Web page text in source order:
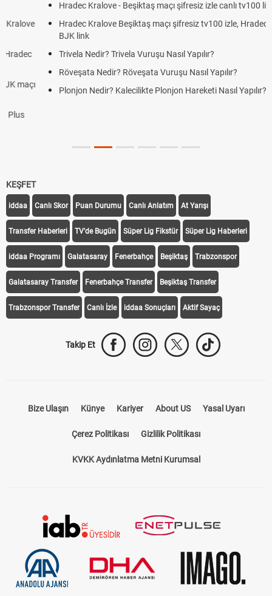
Hradec Kralove - Beşiktaş maçı şifresiz izle canlı tv100 linki
Hradec Kralove Beşiktaş maçı şifresiz tv100 izle, Hradec Kralove
Trivela Nedir? Trivela Vuruşu Nasıl Yapılır?
Röveşata Nedir? Röveşata Vuruşu Nasıl Yapılır?
Plonjon Nedir? Kalecilikte Plonjon Hareketi Nasıl Yapılır?
Transfer Haberleri TV'de Bugün Süper Lig Fikstür Süper Lig Haberleri
iddaa Programı Galatasaray Fenerbahçe Beşiktaş Trabzonspor
Galatasaray Transfer Fenerbahçe Transfer Beşiktaş Transfer
Trabzonspor Transfer Canlı İzle iddaa Sonuçları Aktif Sayaç
Takip Et